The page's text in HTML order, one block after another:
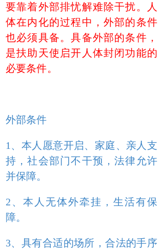
要靠着外部排忧解难除干扰。人
体在内化的过程中，外部的条件
也必须具备。具备外部的条件，
是扶助天使启开人体封闭功能的
必要条件。
外部条件
1、本人愿意开启、家庭、亲人支
持，社会部门不干预，法律允许
并保障。
2、本人无体外牵挂，生活有保
障。
3、具有合适的场所，合法的手序